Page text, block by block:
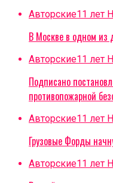
Авторские11 лет
В Москве в одном из
Авторские11 лет
Подписано
противопожарной
Авторские11 лет
Грузовые Форды
Авторские11 лет